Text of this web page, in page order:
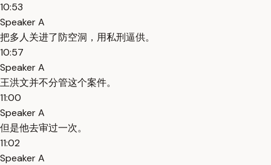
10:53
Speaker A
把多人关进了防空洞，用私刑逼供。
10:57
Speaker A
王洪文并不分管这个案件。
11:00
Speaker A
但是他去审过一次。
11:02
Speaker A